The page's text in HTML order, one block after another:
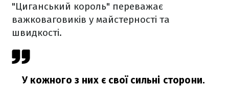
"Циганський король" переважає
важковаговиків у майстерності та
швидкості.
У кожного з них є свої сильні сторони.